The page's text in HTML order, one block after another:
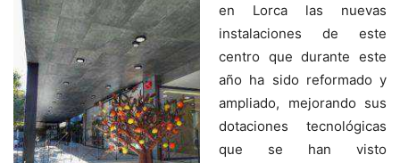
en Lorca las nuevas
instalaciones de este
centro que durante este
año ha sido reformado y
ampliado, mejorando sus
dotaciones tecnológicas
que se han visto